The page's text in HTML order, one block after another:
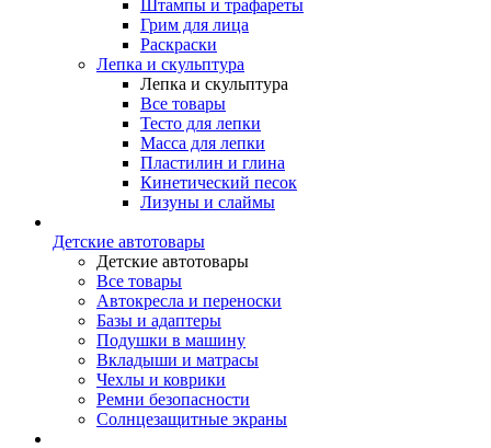
Штампы и трафареты
Грим для лица
Раскраски
Лепка и скульптура
Лепка и скульптура
Все товары
Тесто для лепки
Масса для лепки
Пластилин и глина
Кинетический песок
Лизуны и слаймы
Детские автотовары
Детские автотовары
Все товары
Автокресла и переноски
Базы и адаптеры
Подушки в машину
Вкладыши и матрасы
Чехлы и коврики
Ремни безопасности
Солнцезащитные экраны